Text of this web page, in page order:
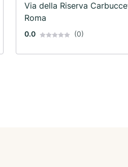
Via della Riserva
Roma
0.0 (0)